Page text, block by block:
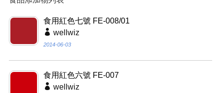
食用紅色七號 FE-008/01
wellwiz
2014-06-03
食用紅色六號 FE-007
wellwiz